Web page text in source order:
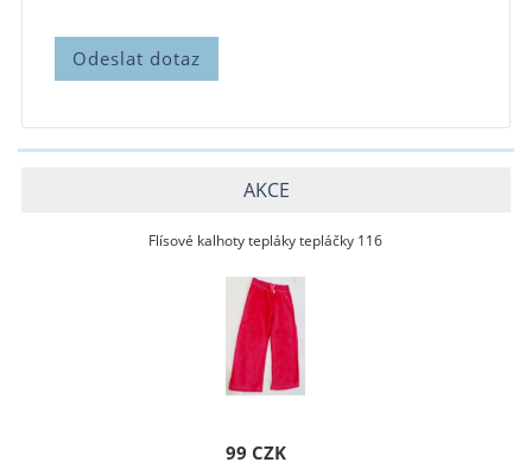
AKCE
Flísové kalhoty tepláky tepláčky 116
99 CZK